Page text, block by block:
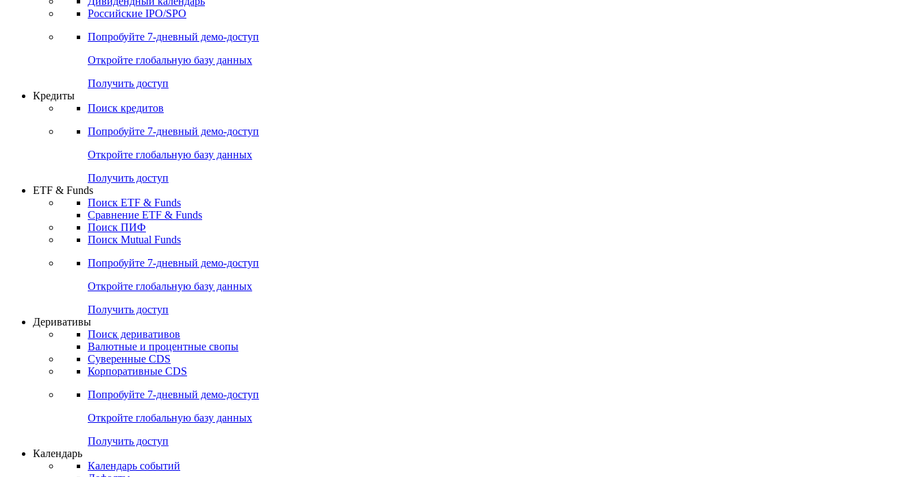
Получить доступ
Акции
Поиск акций
Дивидендный календарь
Российские IPO/SPO
Попробуйте7-дневный
Откройте глобальную базу данных
Получить доступ
Кредиты
Поиск кредитов
Попробуйте7-дневный
Откройте глобальную базу данных
Получить доступ
ETF & Funds
Поиск ETF & Funds
Сравнение ETF & Funds
Поиск ПИФ
Поиск Mutual Funds
Попробуйте7-дневный
Откройте глобальную базу данных
Получить доступ
Деривативы
Поиск деривативов
Валютные и процентные свопы
Суверенные CDS
Корпоративные CDS
Попробуйте7-дневный
Откройте глобальную базу данных